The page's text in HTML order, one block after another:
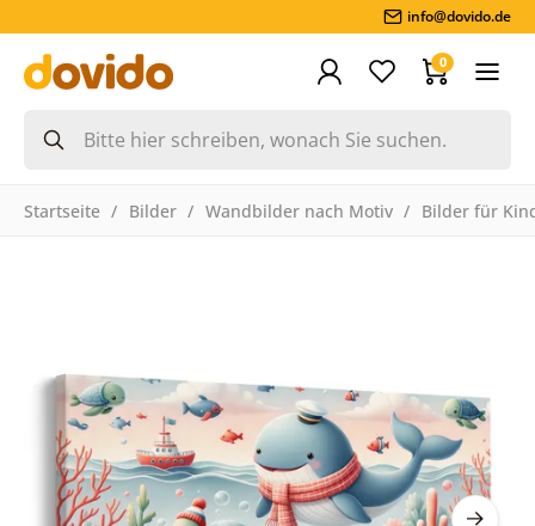
info@dovido.de
0
Startseite Bilder Wandbilder nach Motiv Bilder für